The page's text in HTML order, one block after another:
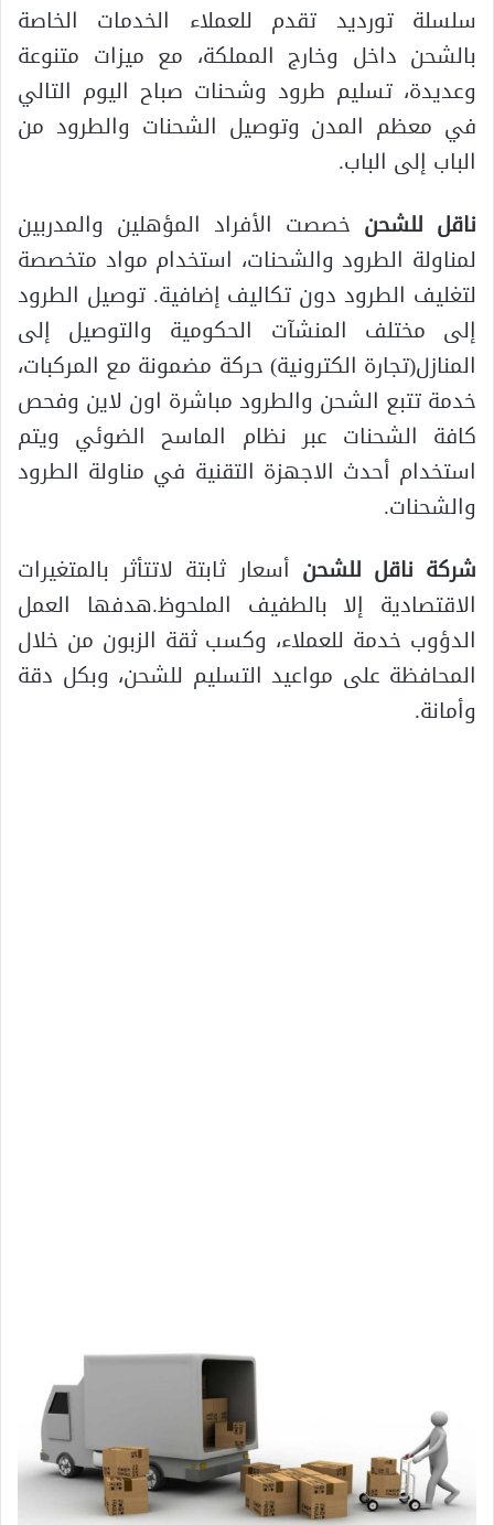
سلسلة تورديد تقدم للعملاء الخدمات الخاصة
بالشحن داخل وخارج المملكة، مع ميزات متنوعة
وعديدة، تسليم طرود وشحنات صباح اليوم التالي
في معظم المدن وتوصيل الشحنات والطرود من
الباب إلى الباب.
ناقل للشحن خصصت الأفراد المؤهلين والمدربين
لمناولة الطرود والشحنات، استخدام مواد متخصصة
لتغليف الطرود دون تكاليف إضافية. توصيل الطرود
إلى مختلف المنشآت الحكومية والتوصيل إلى
المنازل(تجارة الكترونية) حركة مضمونة مع المركبات،
خدمة تتبع الشحن والطرود مباشرة اون لاين وفحص
كافة الشحنات عبر نظام الماسح الضوئي ويتم
استخدام أحدث الاجهزة التقنية في مناولة الطرود
والشحنات.
شركة ناقل للشحن أسعار ثابتة لاتتأثر بالمتغيرات
الاقتصادية إلا بالطفيف الملحوظ.هدفها العمل
الدؤوب خدمة للعملاء، وكسب ثقة الزبون من خلال
المحافظة على مواعيد التسليم للشحن، وبكل دقة
وأمانة.